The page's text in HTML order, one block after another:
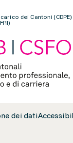
dei Cantoni
dei dati